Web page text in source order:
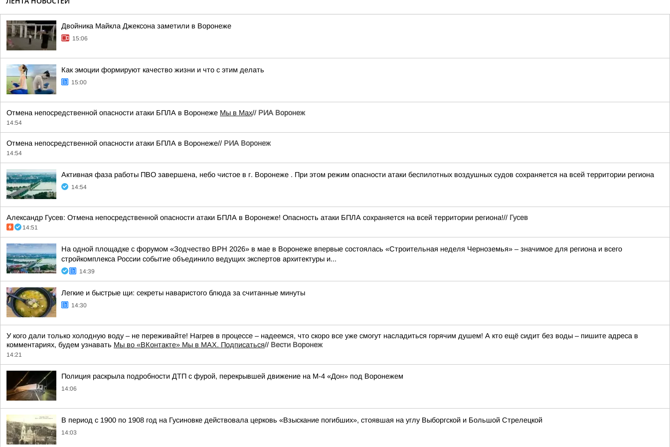
Двойника Майкла Джексона заметили в Воронеже
15:06
Как эмоции формируют качество жизни и что с этим делать
15:00
Отмена непосредственной опасности атаки БПЛА в Воронеже Мы в Мах// РИА Воронеж
14:54
Отмена непосредственной опасности атаки БПЛА в Воронеже// РИА Воронеж
14:54
Активная фаза работы ПВО завершена, небо чистое в г. Воронеже . При этом режим опасности атаки беспилотных воздушных судов сохраняется на всей территории региона
14:54
Александр Гусев: Отмена непосредственной опасности атаки БПЛА в Воронеже! Опасность атаки БПЛА сохраняется на всей территории региона!// Гусев
14:51
На одной площадке с форумом «Зодчество ВРН 2026» в мае в Воронеже впервые состоялась «Строительная неделя Черноземья» – значимое для региона и всего
стройкомплекса России событие объединило ведущих экспертов архитектуры и...
14:39
Легкие и быстрые щи: секреты наваристого блюда за считанные минуты
14:30
У кого дали только холодную воду – не переживайте! Нагрев в процессе – надеемся, что скоро все уже смогут насладиться горячим душем! А кто ещё сидит без воды – пишите адреса в
комментариях, будем узнавать Мы во «ВКонтакте» Мы в MAX. Подписаться// Вести Воронеж
14:21
Полиция раскрыла подробности ДТП с фурой, перекрывшей движение на М-4 «Дон» под Воронежем
14:06
В период с 1900 по 1908 год на Гусиновке действовала церковь «Взыскание погибших», стоявшая на углу Выборгской и Большой Стрелецкой
14:03